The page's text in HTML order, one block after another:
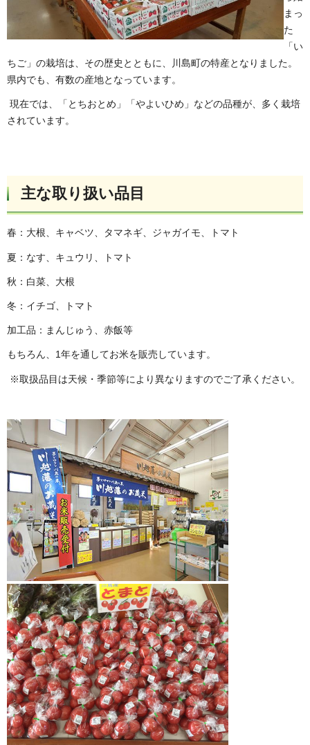
まっ
た
「い
ちご」の栽培は、その歴史とともに、川島町の特産となりました。
県内でも、有数の産地となっています。
現在では、「とちおとめ」「やよいひめ」などの品種が、多く栽培
されています。
主な取り扱い品目
春：大根、キャベツ、タマネギ、ジャガイモ、トマト
夏：なす、キュウリ、トマト
秋：白菜、大根
冬：イチゴ、トマト
加工品：まんじゅう、赤飯等
もちろん、1年を通してお米を販売しています。
※取扱品目は天候・季節等により異なりますのでご了承ください。